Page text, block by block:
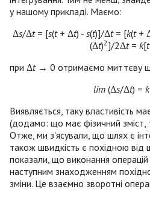
у нашому прикладі. Маємо:
Δs/Δt= [s(t+ Δt) - s(t)]/Δt= [k(t+
(Δt)2 ]/2Δt= k[t
при Δt→ 0 отримаємо миттєву
lim(Δs/Δt) =
Виявляється, таку властивість
(додамо: що має фізичний зміст,
Отже, ми з'ясували, що шлях є
також швидкість є похідною від
показали, що виконання операцій
наступним знаходженням
зміни. Це взаємно зворотні